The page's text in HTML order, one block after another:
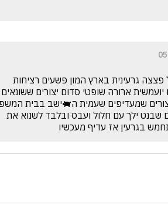
בגרעין אז עדיף מעכשיו